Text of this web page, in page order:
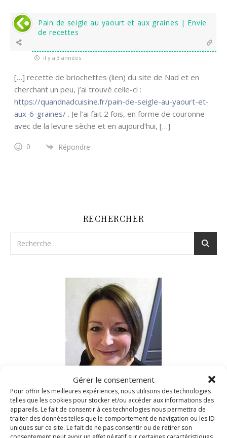
Gérer le consentement
Pour offrir les meilleures expériences, nous utilisons des technologies
telles que les cookies pour stocker et/ou accéder aux informations des
appareils. Le fait de consentir à ces technologies nous permettra de
traiter des données telles que le comportement de navigation ou les ID
uniques sur ce site. Le fait de ne pas consentir ou de retirer son
consentement peut avoir un effet négatif sur certaines caractéristiques
Pain de seigle au yaourt et aux graines | Envie
de recettes
il y a 3 années
[…] recette de briochettes (lien) du site de Nad et en
cherchant un peu, j’ai trouvé celle-ci :
https://quandnadcuisine.fr/pain-de-seigle-au-yaourt-et-
aux-6-graines/ . Je l’ai fait 2 fois, en forme de couronne
avec de la levure sèche et en aujourd’hui, […]
0 Répondre
RECHERCHER
Nad c’est moi!
Depuis 2006, je vous reçois dans ma cuisine et partage